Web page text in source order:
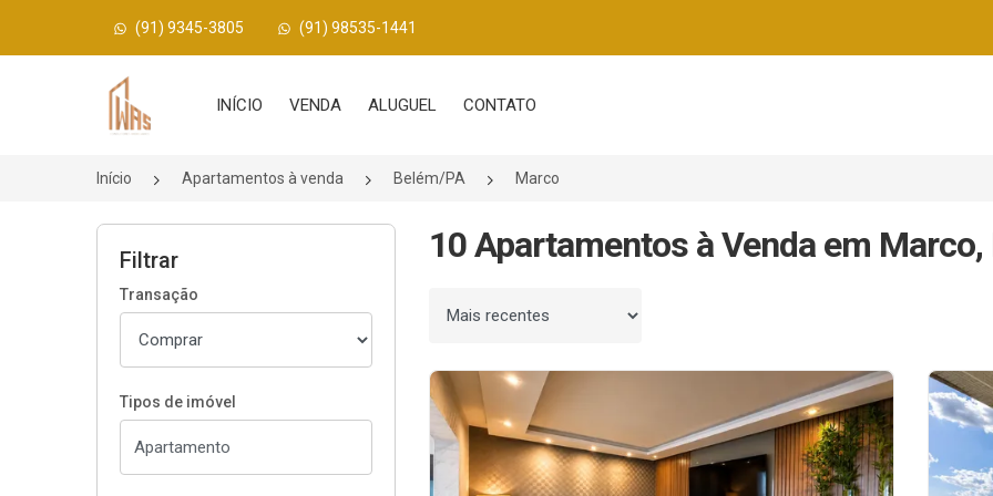
(91) 9345-3805 (91) 98535-1441
Página inicial
INÍCIO VENDA ALUGUEL CONTATO
Início Apartamentos à venda Belém/PA Marco
Filtrar
Transação
Tipos de imóvel
10 Apartamentos à Venda em Marco,
Ordenar por